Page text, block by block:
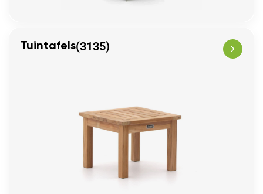
Tuintafels(3135)